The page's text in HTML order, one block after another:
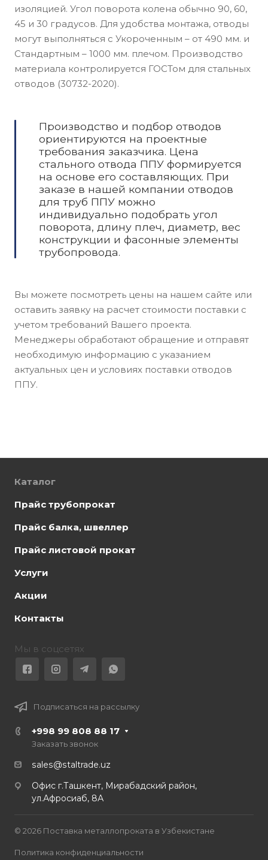
изоляцией. Угол поворота колена обычно 90, 60,
45 и 30 градусов. Для удобства монтажа, отводы
могут выполняться с Укороченным – от 490 мм. и
Стандартным – 1000 мм. плечом. Производство
материала контролируется ГОСТом для стальных
отводов (30732-2020).
Производство и подбор отводов
ориентируются на проектные
требования заказчика. Цена
стального отвода ППУ формируется
на основе его составляющих. При
заказе в нашей компании отводов
для труб ППУ можно
индивидуально подобрать угол
поворота, длину плеч, диаметр, вес
конструкции и фасонные элементы
трубопровода.
Вы можете посмотреть цены на нашем сайте или
оставить заявку на расчет стоимости поставки с
учетом требований Вашего проекта.
Менеджеры обработают обращение и отправят
необходимую информацию с указанием
актуальных цен и условиях поставки отводов
ППУ.
Каталог
Прайс трубопрокат
Прайс балка, швеллер
Прайс листовой прокат
Услуги
Акции
Контакты
Мы в соцсетях
Подписаться на рассылку
+998 99 808 88 17
Заказать звонок
sales@staltrade.uz
Офис г.Ташкент, Мирабадский район,
ул.Афросиаб, 8А
© 2026 Поставка металлопроката в Узбекистане
Политика конфиденциальности